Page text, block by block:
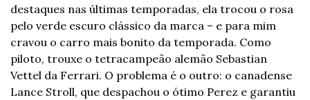
destaques nas últimas temporadas, ela trocou o rosa
pelo verde escuro clássico da marca – e para mim
cravou o carro mais bonito da temporada. Como
piloto, trouxe o tetracampeão alemão Sebastian
Vettel da Ferrari. O problema é o outro: o canadense
Lance Stroll, que despachou o ótimo Perez e garantiu